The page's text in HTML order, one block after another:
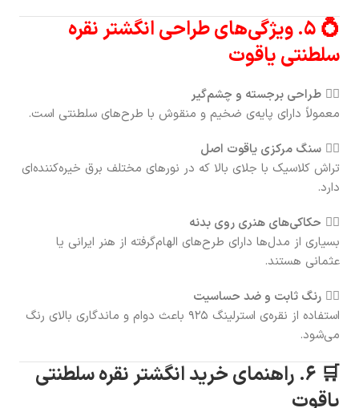
💍 ۵. ویژگی‌های طراحی انگشتر نقره
سلطنتی یاقوت
۱️⃣ طراحی برجسته و چشم‌گیر
معمولاً دارای پایه‌ی ضخیم و منقوش با طرح‌های سلطنتی است.
۲️⃣ سنگ مرکزی یاقوت اصل
تراش کلاسیک با جلای بالا که در نورهای مختلف برق خیره‌کننده‌ای
دارد.
۳️⃣ حکاکی‌های هنری روی بدنه
بسیاری از مدل‌ها دارای طرح‌های الهام‌گرفته از هنر ایرانی یا
عثمانی هستند.
۴️⃣ رنگ ثابت و ضد حساسیت
استفاده از نقره‌ی استرلینگ ۹۲۵ باعث دوام و ماندگاری بالای رنگ
می‌شود.
🛒 ۶. راهنمای خرید انگشتر نقره سلطنتی
یاقوت